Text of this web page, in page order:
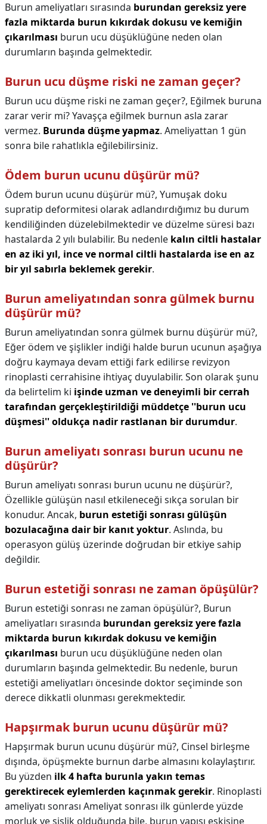
Burun ameliyatları sırasında burundan gereksiz yere
fazla miktarda burun kıkırdak dokusu ve kemiğin
çıkarılması burun ucu düşüklüğüne neden olan
durumların başında gelmektedir.
Burun ucu düşme riski ne zaman geçer?
Burun ucu düşme riski ne zaman geçer?, Eğilmek buruna
zarar verir mi? Yavaşça eğilmek burnun asla zarar
vermez. Burunda düşme yapmaz. Ameliyattan 1 gün
sonra bile rahatlıkla eğilebilirsiniz.
Ödem burun ucunu düşürür mü?
Ödem burun ucunu düşürür mü?, Yumuşak doku
supratip deformitesi olarak adlandırdığımız bu durum
kendiliğinden düzelebilmektedir ve düzelme süresi bazı
hastalarda 2 yılı bulabilir. Bu nedenle kalın ciltli hastalar
en az iki yıl, ince ve normal ciltli hastalarda ise en az
bir yıl sabırla beklemek gerekir.
Burun ameliyatından sonra gülmek burnu
düşürür mü?
Burun ameliyatından sonra gülmek burnu düşürür mü?,
Eğer ödem ve şişlikler indiği halde burun ucunun aşağıya
doğru kaymaya devam ettiği fark edilirse revizyon
rinoplasti cerrahisine ihtiyaç duyulabilir. Son olarak şunu
da belirtelim ki işinde uzman ve deneyimli bir cerrah
tarafından gerçekleştirildiği müddetçe ''burun ucu
düşmesi'' oldukça nadir rastlanan bir durumdur.
Burun ameliyatı sonrası burun ucunu ne
düşürür?
Burun ameliyatı sonrası burun ucunu ne düşürür?,
Özellikle gülüşün nasıl etkileneceği sıkça sorulan bir
konudur. Ancak, burun estetiği sonrası gülüşün
bozulacağına dair bir kanıt yoktur. Aslında, bu
operasyon gülüş üzerinde doğrudan bir etkiye sahip
değildir.
Burun estetiği sonrası ne zaman öpüşülür?
Burun estetiği sonrası ne zaman öpüşülür?, Burun
ameliyatları sırasında burundan gereksiz yere fazla
miktarda burun kıkırdak dokusu ve kemiğin
çıkarılması burun ucu düşüklüğüne neden olan
durumların başında gelmektedir. Bu nedenle, burun
estetiği ameliyatları öncesinde doktor seçiminde son
derece dikkatli olunması gerekmektedir.
Hapşırmak burun ucunu düşürür mü?
Hapşırmak burun ucunu düşürür mü?, Cinsel birleşme
dışında, öpüşmekte burnun darbe almasını kolaylaştırır.
Bu yüzden ilk 4 hafta burunla yakın temas
gerektirecek eylemlerden kaçınmak gerekir. Rinoplasti
ameliyatı sonrası Ameliyat sonrası ilk günlerde yüzde
morluk ve şişlik olduğunda bile, burun yapısı eskisine